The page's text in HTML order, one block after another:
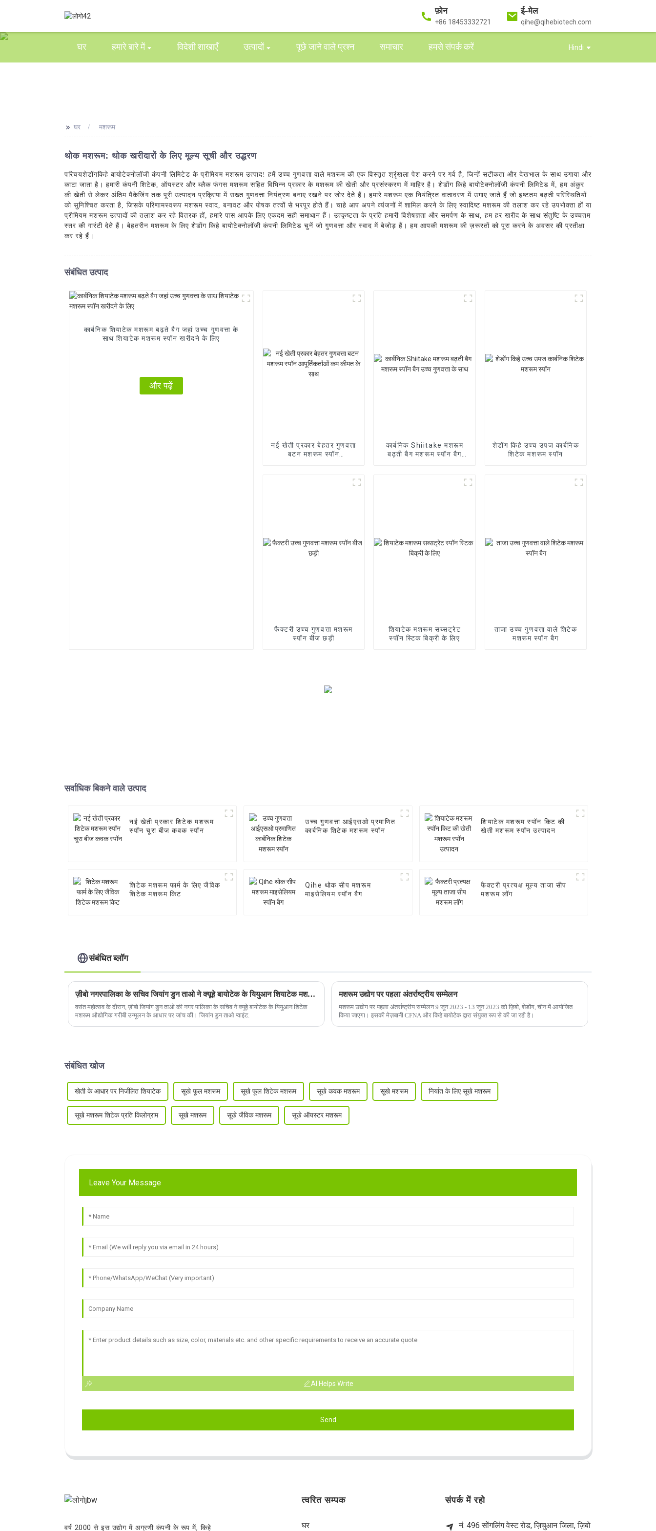
फ़ोन
+86 18453332721
ई-मेल
qihe@qihebiotech.com
घर हमारे बारे में विदेशी शाखाएँ उत्पादों पूछे जाने वाले प्रश्न समाचार हमसे संपर्क करें Hindi
>> घर मशरूम
थोक मशरूम: थोक खरीदारों के लिए मूल्य सूची और उद्धरण
परिचयशेडोंगकिहे बायोटेक्नोलॉजी कंपनी लिमिटेड के प्रीमियम मशरूम उत्पाद! हमें उच्च गुणवत्ता वाले मशरूम की एक विस्तृत श्रृंखला पेश करने पर गर्व है, जिन्हें सटीकता और देखभाल के साथ उगाया और
काटा जाता है। हमारी कंपनी शिटेक, ऑयस्टर और ब्लैक फंगस मशरूम सहित विभिन्न प्रकार के मशरूम की खेती और प्रसंस्करण में माहिर है। शेडोंग किहे बायोटेक्नोलॉजी कंपनी लिमिटेड में, हम अंकुर
की खेती से लेकर अंतिम पैकेजिंग तक पूरी उत्पादन प्रक्रिया में सख्त गुणवत्ता नियंत्रण बनाए रखने पर जोर देते हैं। हमारे मशरूम एक नियंत्रित वातावरण में उगाए जाते हैं जो इष्टतम बढ़ती परिस्थितियों
को सुनिश्चित करता है, जिसके परिणामस्वरूप मशरूम स्वाद, बनावट और पोषक तत्वों से भरपूर होते हैं। चाहे आप अपने व्यंजनों में शामिल करने के लिए स्वादिष्ट मशरूम की तलाश कर रहे उपभोक्ता हों या
प्रीमियम मशरूम उत्पादों की तलाश कर रहे वितरक हों, हमारे पास आपके लिए एकदम सही समाधान हैं। उत्कृष्टता के प्रति हमारी विशेषज्ञता और समर्पण के साथ, हम हर खरीद के साथ संतुष्टि के उच्चतम
स्तर की गारंटी देते हैं। बेहतरीन मशरूम के लिए शेडोंग किहे बायोटेक्नोलॉजी कंपनी लिमिटेड चुनें जो गुणवत्ता और स्वाद में बेजोड़ हैं। हम आपकी मशरूम की ज़रूरतों को पूरा करने के अवसर की प्रतीक्षा
कर रहे हैं।
संबंधित उत्पाद
कार्बनिक शियाटेक मशरूम बढ़ते बैग जहां उच्च गुणवत्ता के
साथ शियाटेक मशरूम स्पॉन खरीदने के लिए
और पढ़ें
नई खेती प्रकार बेहतर गुणवत्ता
बटन मशरूम स्पॉन
कार्बनिक Shiitake मशरूम
बढ़ती बैग मशरूम स्पॉन बैग
शेडोंग किहे उच्च उपज कार्बनिक
शिटेक मशरूम स्पॉन
फैक्टरी उच्च गुणवत्ता मशरूम
स्पॉन बीज छड़ी
शियाटेक मशरूम सब्सट्रेट
स्पॉन स्टिक बिक्री के लिए
ताजा उच्च गुणवत्ता वाले शिटेक
मशरूम स्पॉन बैग
सर्वाधिक बिकने वाले उत्पाद
नई खेती प्रकार शिटेक मशरूम
स्पॉन चूरा बीज कवक स्पॉन
उच्च गुणवत्ता आईएसओ प्रमाणित
कार्बनिक शिटेक मशरूम स्पॉन
शियाटेक मशरूम स्पॉन किट की
खेती मशरूम स्पॉन उत्पादन
शिटेक मशरूम फार्म के लिए जैविक
शिटेक मशरूम किट
Qihe थोक सीप मशरूम
माइसेलियम स्पॉन बैग
फैक्टरी प्रत्यक्ष मूल्य ताजा सीप
मशरूम लॉग
संबंधित ब्लॉग
ज़ीबो नगरपालिका के सचिव जियांग डुन ताओ ने क्यूहे बायोटेक के यियुआन शियाटेक मशरूम औद्योगिक गरीबी उन्मूलन के आधार पर जांच की
वसंत महोत्सव के दौरान, ज़ीबो जियांग डुन ताओ की नगर पालिका के सचिव ने क्यूहे बायोटेक के यियुआन शिटेक
मशरूम औद्योगिक गरीबी उन्मूलन के आधार पर जांच की। जियांग डुन ताओ प्वाइंट.
मशरूम उद्योग पर पहला अंतर्राष्ट्रीय सम्मेलन
मशरूम उद्योग पर पहला अंतर्राष्ट्रीय सम्मेलन 9 जून 2023 - 13 जून 2023 को ज़िबो, शेडोंग, चीन में आयोजित
किया जाएगा। इसकी मेज़बानी CFNA और किहे बायोटेक द्वारा संयुक्त रूप से की जा रही है।
संबंधित खोज
खेती के आधार पर निर्जलित शियाटेक सूखे फूल मशरूम सूखे फूल शिटेक मशरूम सूखे कवक मशरूम सूखे मशरूम निर्यात के लिए सूखे मशरूम
सूखे मशरूम शिटेक प्रति किलोग्राम सूखे मशरूम सूखे जैविक मशरूम सूखे ऑयस्टर मशरूम
Leave Your Message
AI Helps Write
Send
वर्ष 2000 से इस उद्योग में अग्रणी कंपनी के रूप में, किहे
त्वरित सम्पक
घर
संपर्क में रहो
नं. 496 सोंगलिंग वेस्ट रोड, ज़िचुआन जिला, ज़िबो